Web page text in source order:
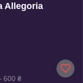
Allegoria
600 ₴